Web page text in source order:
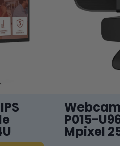
P015-
Mpixel